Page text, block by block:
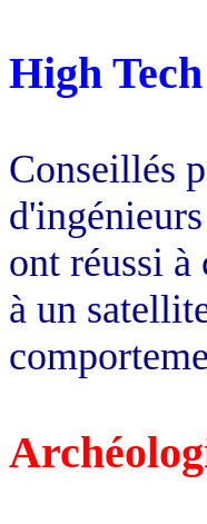
High Tech
Conseillés
ont réussi
à un